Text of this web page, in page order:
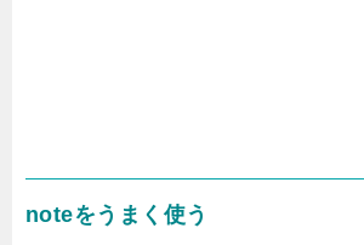
noteをうまく使う